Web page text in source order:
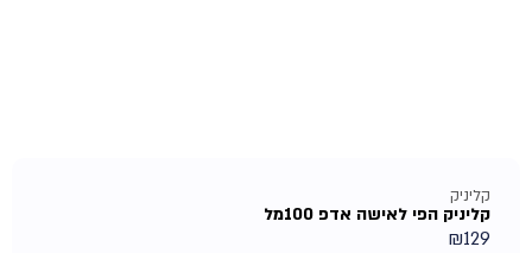
קליניק
קליניק הפי לאישה אדפ 100מל
₪129